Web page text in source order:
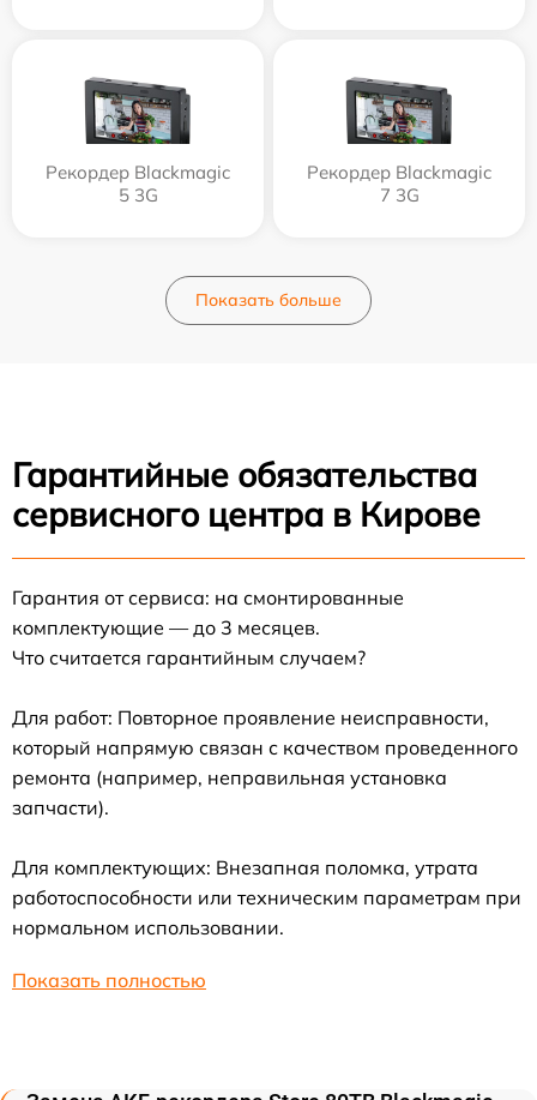
Рекордер Blackmagic
5 3G
Рекордер Blackmagic
7 3G
Показать больше
Гарантийные обязательства
сервисного центра в Кирове
Гарантия от сервиса: на смонтированные
комплектующие — до 3 месяцев.
Что считается гарантийным случаем?
Для работ: Повторное проявление неисправности,
который напрямую связан с качеством проведенного
ремонта (например, неправильная установка
запчасти).
Для комплектующих: Внезапная поломка, утрата
работоспособности или техническим параметрам при
нормальном использовании.
Показать полностью